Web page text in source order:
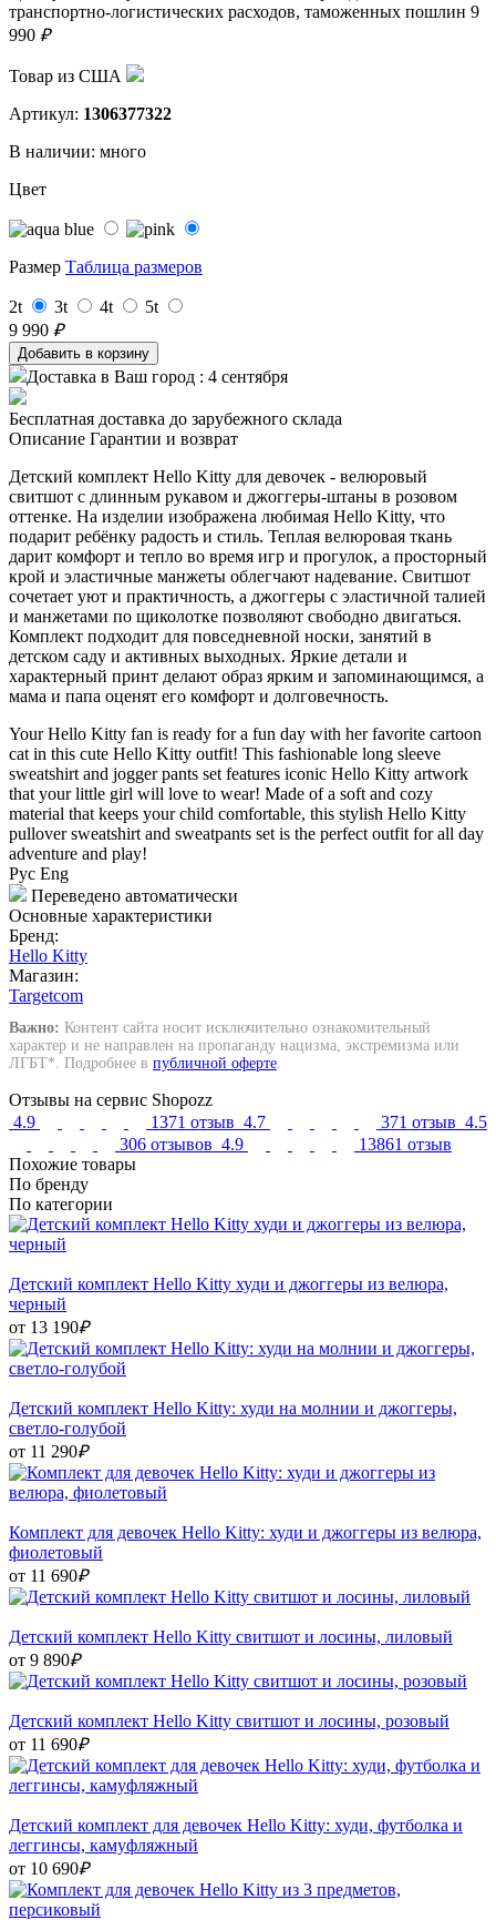
транспортно-логистических расходов, таможенных пошлин 9
990 ₽
Товар из США
Артикул: 1306377322
В наличии: много
Цвет
Размер Таблица размеров
2t 3t 4t
5t
9 990 ₽
Доставка в Ваш город : 4 сентября
Бесплатная доставка до зарубежного склада
Описание Гарантии и возврат
Детский комплект Hello Kitty для девочек - велюровый
свитшот с длинным рукавом и джоггеры-штаны в розовом
оттенке. На изделии изображена любимая Hello Kitty, что
подарит ребёнку радость и стиль. Теплая велюровая ткань
дарит комфорт и тепло во время игр и прогулок, а просторный
крой и эластичные манжеты облегчают надевание. Свитшот
сочетает уют и практичность, а джоггеры с эластичной талией
и манжетами по щиколотке позволяют свободно двигаться.
Комплект подходит для повседневной носки, занятий в
детском саду и активных выходных. Яркие детали и
характерный принт делают образ ярким и запоминающимся, а
мама и папа оценят его комфорт и долговечность.
Your Hello Kitty fan is ready for a fun day with her favorite cartoon
cat in this cute Hello Kitty outfit! This fashionable long sleeve
sweatshirt and jogger pants set features iconic Hello Kitty artwork
that your little girl will love to wear! Made of a soft and cozy
material that keeps your child comfortable, this stylish Hello Kitty
pullover sweatshirt and sweatpants set is the perfect outfit for all day
adventure and play!
Рус Eng
Переведено автоматически
Основные характеристики
Бренд:
Hello Kitty
Магазин:
Targetcom
Важно: Контент сайта носит исключительно ознакомительный
характер и не направлен на пропаганду нацизма, экстремизма или
ЛГБТ*. Подробнее в публичной оферте
Отзывы на сервис Shopozz
4.9
1371 отзыв 4.7 371 отзыв 4.5
306 отзывов 4.9
13861 отзыв
Похожие товары
По бренду
По категории
Детский комплект Hello Kitty худи и джоггеры из велюра,
черный
от 13 190₽
Детский комплект Hello Kitty: худи на молнии и джоггеры,
светло-голубой
от 11 290₽
Комплект для девочек Hello Kitty: худи и джоггеры из велюра,
фиолетовый
от 11 690₽
Детский комплект Hello Kitty свитшот и лосины, лиловый
от 9 890₽
Детский комплект Hello Kitty свитшот и лосины, розовый
от 11 690₽
Детский комплект для девочек Hello Kitty: худи, футболка и
леггинсы, камуфляжный
от 10 690₽